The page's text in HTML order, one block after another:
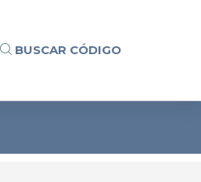
BUSCAR CÓDIGO